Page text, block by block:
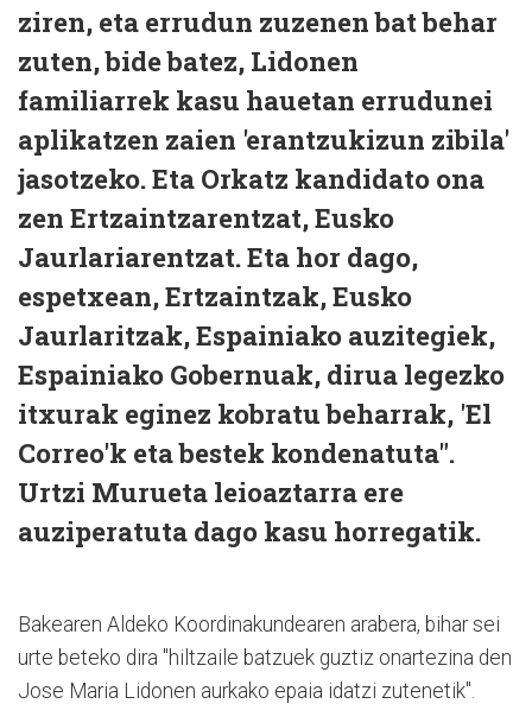
ziren, eta errudun zuzenen bat behar
zuten, bide batez, Lidonen
familiarrek kasu hauetan errudunei
aplikatzen zaien 'erantzukizun zibila'
jasotzeko. Eta Orkatz kandidato ona
zen Ertzaintzarentzat, Eusko
Jaurlariarentzat. Eta hor dago,
espetxean, Ertzaintzak, Eusko
Jaurlaritzak, Espainiako auzitegiek,
Espainiako Gobernuak, dirua legezko
itxurak eginez kobratu beharrak, 'El
Correo'k eta bestek kondenatuta".
Urtzi Murueta leioaztarra ere
auziperatuta dago kasu horregatik.
Bakearen Aldeko Koordinakundearen arabera, bihar sei
urte beteko dira "hiltzaile batzuek guztiz onartezina den
Jose Maria Lidonen aurkako epaia idatzi zutenetik".